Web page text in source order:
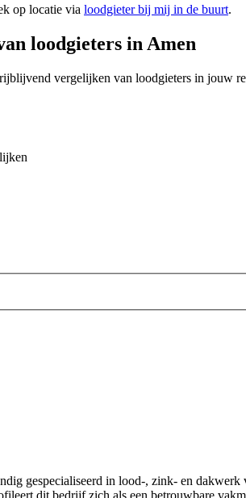
op locatie via loodgieter bij mij in de buurt.
loodgieters in Amen
vergelijken van loodgieters in jouw
gespecialiseerd in lood-, zink- en
dit bedrijf zich als een betrouwbare